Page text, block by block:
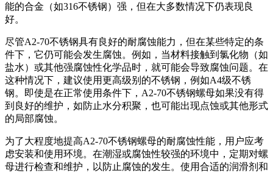
能的合金（如316不锈钢）强，但在大多数情况下仍表现良
好。
尽管A2-70不锈钢具有良好的耐腐蚀能力，但在某些特定的条
件下，它仍可能会发生腐蚀。例如，当材料接触到氯化物（如
盐水）或其他强腐蚀性化学品时，就可能会导致腐蚀问题。在
这种情况下，建议使用更高级别的不锈钢，例如A4级不锈
钢。即使是在正常使用条件下，A2-70不锈钢螺母如果没有得
到良好的维护，如防止水分积聚，也可能出现点蚀或其他形式
的局部腐蚀。
为了大程度地提高A2-70不锈钢螺母的耐腐蚀性能，用户应考
虑安装和使用环境。在潮湿或腐蚀性较强的环境中，定期对螺
母进行检查和维护，以防止腐蚀的发生。使用合适的润滑剂和